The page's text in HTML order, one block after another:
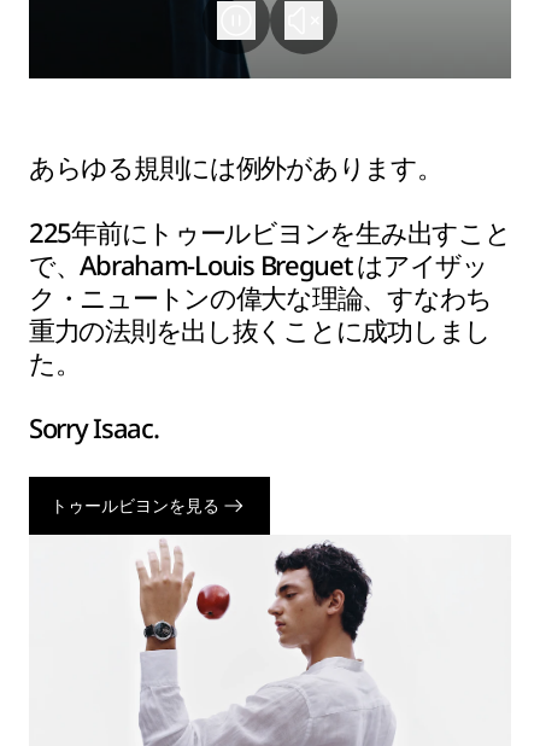
あらゆる規則には例外があります。
225年前にトゥールビヨンを生み出すこと
で、Abraham-Louis Breguet はアイザッ
ク・ニュートンの偉大な理論、すなわち
重力の法則を出し抜くことに成功しまし
た。
Sorry Isaac.
トゥールビヨンを見る